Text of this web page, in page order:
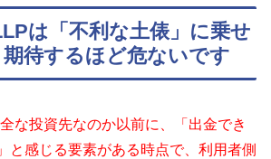
は「不利な土俵」に乗せ
待するほど危ないです
な投資先なのか以前に、「出金でき
と感じる要素がある時点で、利用者側